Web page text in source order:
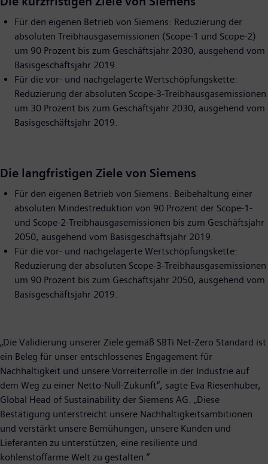
Für den eigenen Betrieb von Siemens: Reduzierung der
absoluten Treibhausgasemissionen (Scope-1 und Scope-2)
um 90 Prozent bis zum Geschäftsjahr 2030, ausgehend vom
Basisgeschäftsjahr 2019.
Für die vor- und nachgelagerte Wertschöpfungskette:
Reduzierung der absoluten Scope-3-Treibhausgasemissionen
um 30 Prozent bis zum Geschäftsjahr 2030, ausgehend vom
Basisgeschäftsjahr 2019.
Die langfristigen Ziele von Siemens
Für den eigenen Betrieb von Siemens: Beibehaltung einer
absoluten Mindestreduktion von 90 Prozent der Scope-1-
und Scope-2-Treibhausgasemissionen bis zum Geschäftsjahr
2050, ausgehend vom Basisgeschäftsjahr 2019.
Für die vor- und nachgelagerte Wertschöpfungskette:
Reduzierung der absoluten Scope-3-Treibhausgasemissionen
um 90 Prozent bis zum Geschäftsjahr 2050, ausgehend vom
Basisgeschäftsjahr 2019.
„Die Validierung unserer Ziele gemäß SBTi Net-Zero Standard ist
ein Beleg für unser entschlossenes Engagement für
Nachhaltigkeit und unsere Vorreiterrolle in der Industrie auf
dem Weg zu einer Netto-Null-Zukunft“, sagte Eva Riesenhuber,
Global Head of Sustainability der Siemens AG. „Diese
Bestätigung unterstreicht unsere Nachhaltigkeitsambitionen
und verstärkt unsere Bemühungen, unsere Kunden und
Lieferanten zu unterstützen, eine resiliente und
kohlenstoffarme Welt zu gestalten.“